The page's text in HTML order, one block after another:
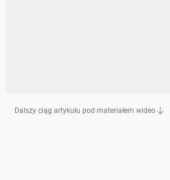
Dalszy ciąg artykułu pod materiałem wideo